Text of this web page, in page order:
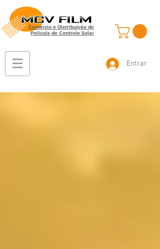
Comércio e Distribuição de
Película de Controle Solar
Entrar